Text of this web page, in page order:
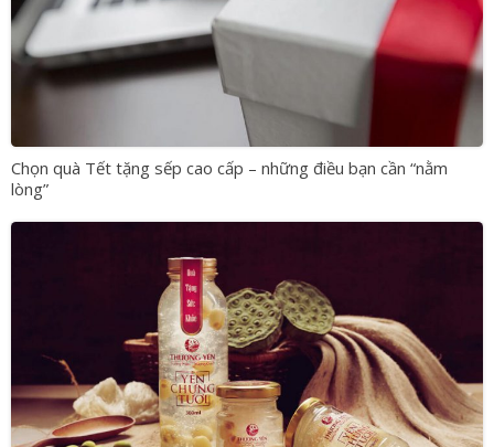
Chọn quà Tết tặng sếp cao cấp – những điều bạn cần “nằm
lòng”